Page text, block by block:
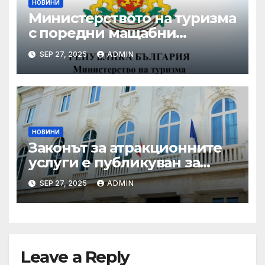
НОВИНИ
Министерството на туризма
с поредни мащабни
координирани проверки
през летния сезон
SEP 27, 2025 ADMIN
НОВИНИ
Законът за атракционните
услуги е публикуван за
обществено обсъждане
SEP 27, 2025 ADMIN
Leave a Reply